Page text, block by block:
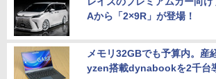
Aから「2×9R」が登場！
メモリ32GBでも予算内。産
yzen搭載dynabookを2千台